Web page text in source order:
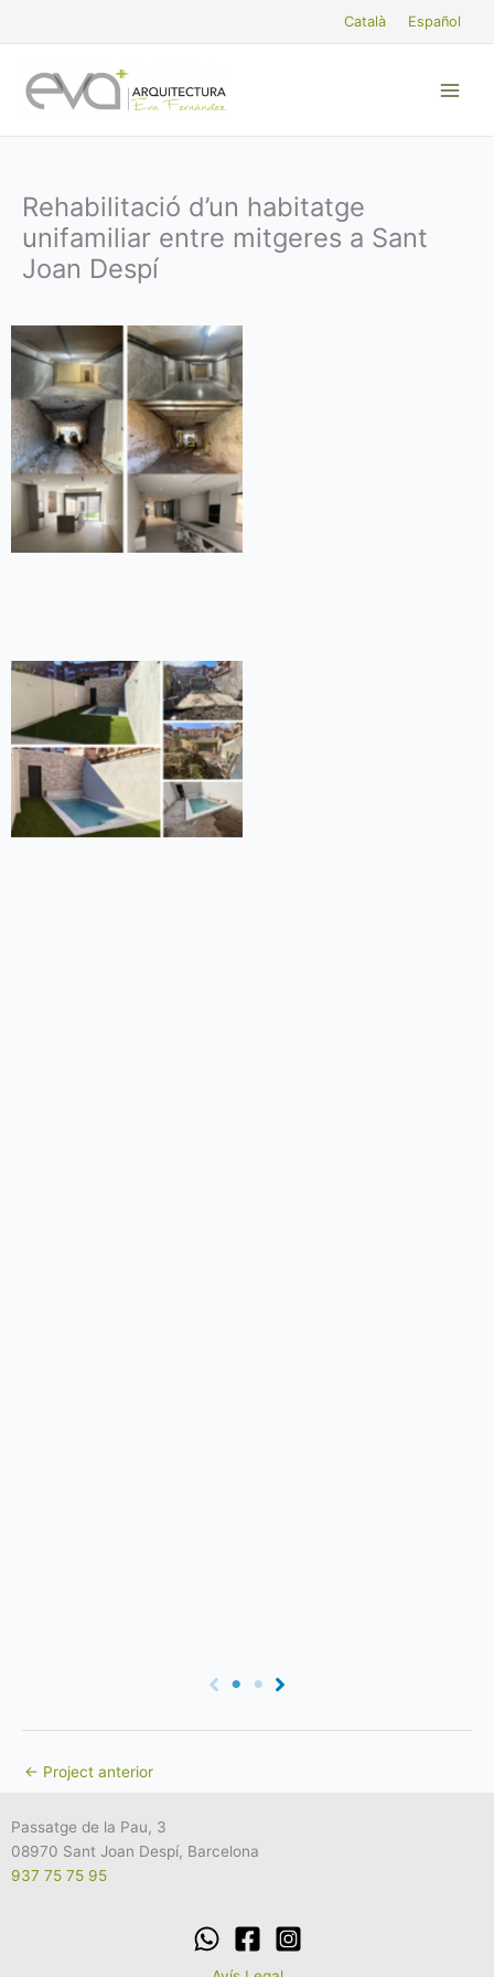
Català Español
Rehabilitació d’un habitatge
unifamiliar entre mitgeres a Sant
Joan Despí
← Project anterior
Passatge de la Pau, 3
08970 Sant Joan Despí, Barcelona
937 75 75 95